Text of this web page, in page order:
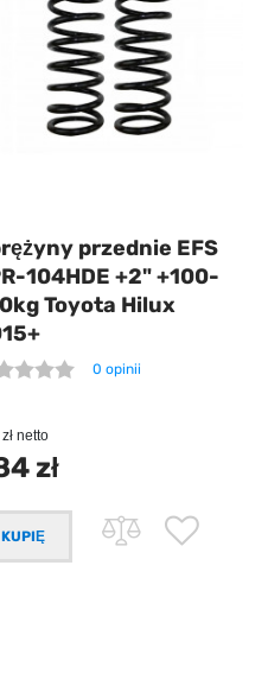
przednie EFS
104HDE +2" +100-
Toyota Hilux
0 opinii
netto
zł